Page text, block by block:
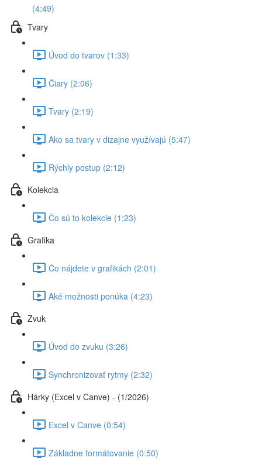
(4:49)
Tvary
Úvod do tvarov (1:33)
Čiary (2:06)
Tvary (2:19)
Ako sa tvary v dizajne využívajú (5:47)
Rýchly postup (2:12)
Kolekcia
Čo sú to kolekcie (1:23)
Grafika
Čo nájdete v grafikách (2:01)
Aké možnosti ponúka (4:23)
Zvuk
Úvod do zvuku (3:26)
Synchronizovať rytmy (2:32)
Hárky (Excel v Canve) - (1/2026)
Excel v Canve (0:54)
Základne formátovanie (0:50)